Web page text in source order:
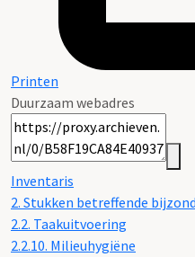
Printen
Duurzaam webadres
Inventaris
2. Stukken betreffende
2.2. Taakuitvoering
2.2.10. Milieuhygiëne